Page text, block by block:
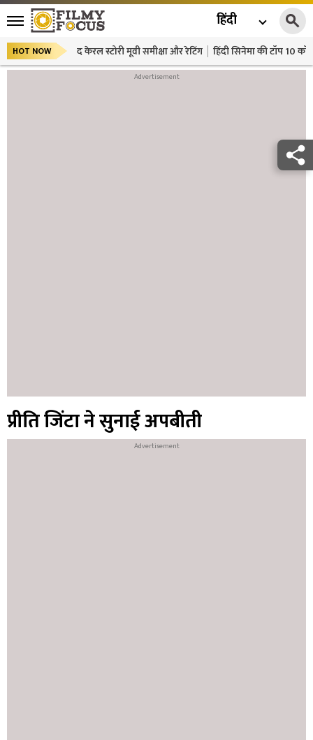
हिंदी
HOT NOW द केरल स्टोरी मूवी समीक्षा और रेटिंग हिंदी सिनेमा की टॉप 10
प्रीति जिंटा ने सुनाई अपबीती